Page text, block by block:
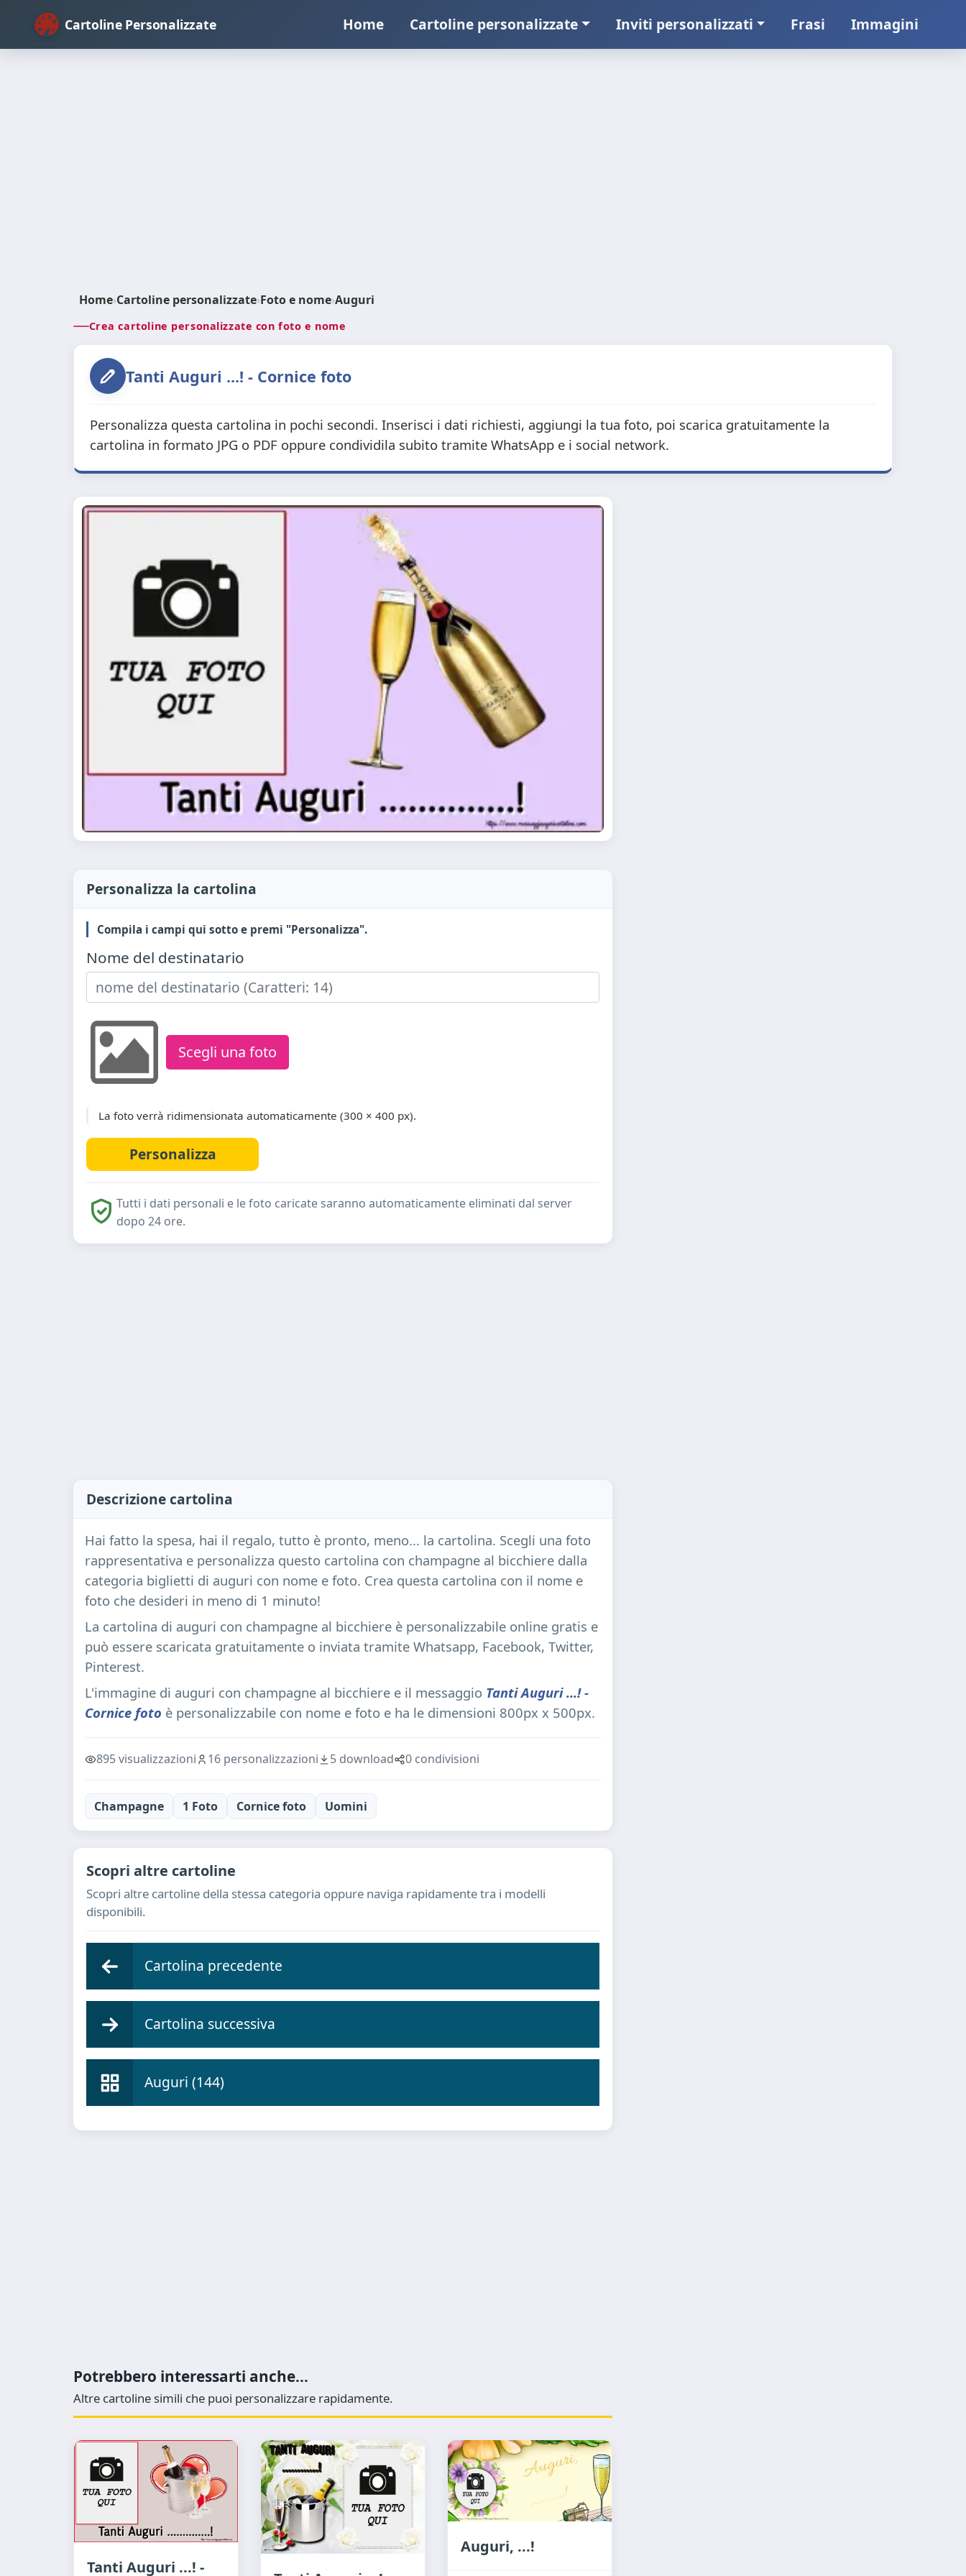
Cartoline Personalizzate Home Cartoline personalizzate Inviti personalizzati Frasi Immagini
Home›Cartoline personalizzate›Foto e nome›Auguri
Crea cartoline personalizzate con foto e nome
Tanti Auguri ...! - Cornice foto
Personalizza questa cartolina in pochi secondi. Inserisci i dati richiesti, aggiungi la tua foto, poi scarica gratuitamente la
cartolina in formato JPG o PDF oppure condividila subito tramite WhatsApp e i social network.
Personalizza la cartolina
Compila i campi qui sotto e premi "Personalizza".
Nome del destinatario
Scegli una foto
La foto verrà ridimensionata automaticamente (300 × 400 px).
Tutti i dati personali e le foto caricate saranno automaticamente eliminati dal server
dopo 24 ore.
Descrizione cartolina
Hai fatto la spesa, hai il regalo, tutto è pronto, meno... la cartolina. Scegli una foto
rappresentativa e personalizza questo cartolina con champagne al bicchiere dalla
categoria biglietti di auguri con nome e foto. Crea questa cartolina con il nome e
foto che desideri in meno di 1 minuto!
La cartolina di auguri con champagne al bicchiere è personalizzabile online gratis e
può essere scaricata gratuitamente o inviata tramite Whatsapp, Facebook, Twitter,
Pinterest.
L'immagine di auguri con champagne al bicchiere e il messaggio Tanti Auguri ...! -
Cornice foto è personalizzabile con nome e foto e ha le dimensioni 800px x 500px.
895 visualizzazioni 16 personalizzazioni 5 download 0 condivisioni
Champagne 1 Foto Cornice foto Uomini
Scopri altre cartoline
Scopri altre cartoline della stessa categoria oppure naviga rapidamente tra i modelli
disponibili.
Cartolina precedente
Cartolina successiva
Auguri (144)
Potrebbero interessarti anche...
Altre cartoline simili che puoi personalizzare rapidamente.
Tanti Auguri ...! -
Auguri, ...!